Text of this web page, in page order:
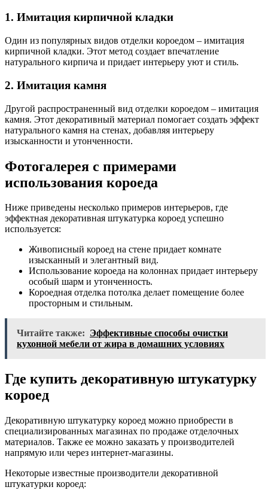
1. Имитация кирпичной кладки
Один из популярных видов отделки короедом – имитация
кирпичной кладки. Этот метод создает впечатление
натурального кирпича и придает интерьеру уют и стиль.
2. Имитация камня
Другой распространенный вид отделки короедом – имитация
камня. Этот декоративный материал помогает создать эффект
натурального камня на стенах, добавляя интерьеру
изысканности и утонченности.
Фотогалерея с примерами
использования короеда
Ниже приведены несколько примеров интерьеров, где
эффектная декоративная штукатурка короед успешно
используется:
Живописный короед на стене придает комнате
изысканный и элегантный вид.
Использование короеда на колоннах придает интерьеру
особый шарм и утонченность.
Короедная отделка потолка делает помещение более
просторным и стильным.
Читайте также: Эффективные способы очистки
кухонной мебели от жира в домашних условиях
Где купить декоративную штукатурку
короед
Декоративную штукатурку короед можно приобрести в
специализированных магазинах по продаже отделочных
материалов. Также ее можно заказать у производителей
напрямую или через интернет-магазины.
Некоторые известные производители декоративной
штукатурки короед: